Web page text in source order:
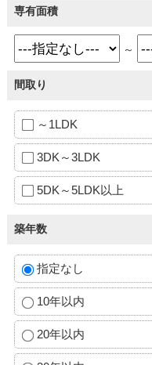
専有面積
～
間取り
～1LDK
3DK～3LDK
5DK～5LDK以上
築年数
指定なし
10年以内
20年以内